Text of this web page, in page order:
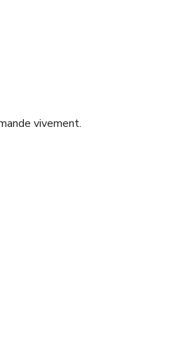
vivement.